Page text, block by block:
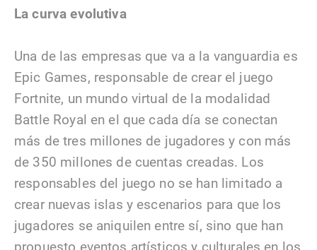
La curva evolutiva
Una de las empresas que va a la vanguardia es
Epic Games, responsable de crear el juego
Fortnite, un mundo virtual de la modalidad
Battle Royal en el que cada día se conectan
más de tres millones de jugadores y con más
de 350 millones de cuentas creadas. Los
responsables del juego no se han limitado a
crear nuevas islas y escenarios para que los
jugadores se aniquilen entre sí, sino que han
propuesto eventos artísticos y culturales en los